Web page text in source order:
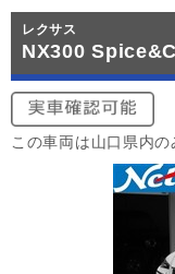
レクサス
NX300
この車両は山口県内の